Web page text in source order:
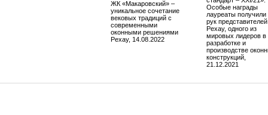
ЖК «Макаровский» –
уникальное сочетание
вековых традиций с
современными
оконными решениями
Рехау, 14.08.2022
Особые награды
лауреаты получили
рук представителей
Рехау, одного из
мировых лидеров в
разработке и
производстве
конструкций,
21.12.2021